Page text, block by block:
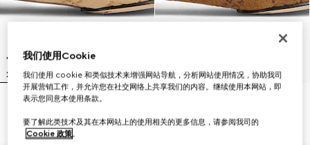
Jordaan系列女士乐福鞋
A$1,150
A$1,150
我们使用Cookie
我们使用 cookie 和类似技术来增强网站导航，分析网站使用情况，协助我司
开展营销工作，并允许您在社交网络上共享我们的内容。继续使用本网站，即
表示您同意本使用条款。
要了解此类技术及其在本网站上的使用相关的更多信息，请参阅我司的
Cookie 政策。